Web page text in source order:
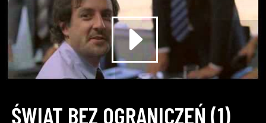
ŚWIAT BEZ OGRANICZEŃ (1)